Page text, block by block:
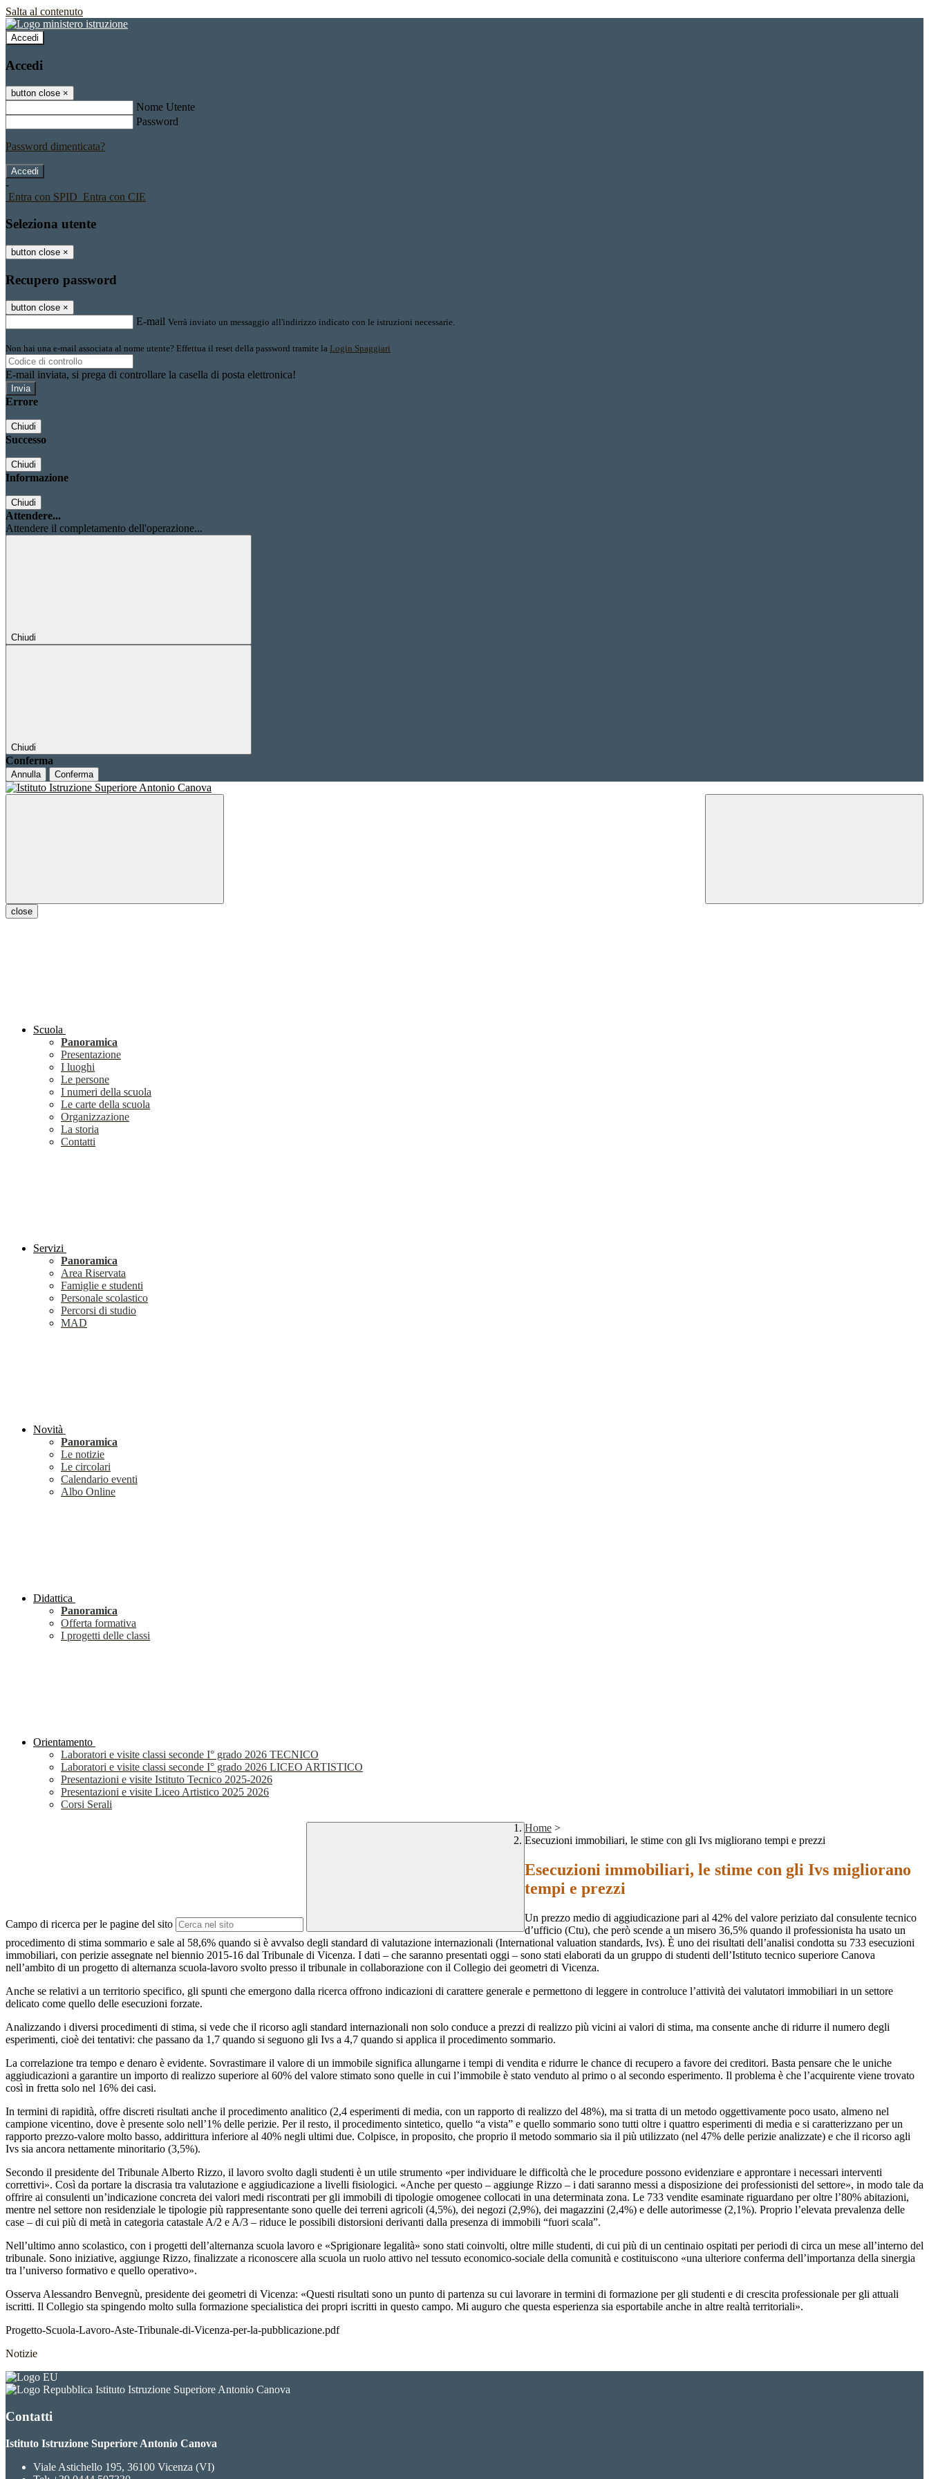
Salta al contenuto
Accedi
Accedi
button close ×
Nome Utente
Password
Password dimenticata?
-
Entra con SPID Entra con CIE
Seleziona utente
button close ×
Recupero password
button close ×
E-mail Verrà inviato un messaggio all'indirizzo indicato con le istruzioni necessarie.
Non hai una e-mail associata al nome utente? Effettua il reset della password tramite la Login Spaggiari
E-mail inviata, si prega di controllare la casella di posta elettronica!
Errore
Chiudi
Successo
Chiudi
Informazione
Chiudi
Attendere...
Attendere il completamento dell'operazione...
Chiudi
Chiudi
Conferma
Annulla Conferma
close
Scuola
Panoramica
Presentazione
I luoghi
Le persone
I numeri della scuola
Le carte della scuola
Organizzazione
La storia
Contatti
Servizi
Panoramica
Area Riservata
Famiglie e studenti
Personale scolastico
Percorsi di studio
MAD
Novità
Panoramica
Le notizie
Le circolari
Calendario eventi
Albo Online
Didattica
Panoramica
Offerta formativa
I progetti delle classi
Orientamento
Laboratori e visite classi seconde I° grado 2026 TECNICO
Laboratori e visite classi seconde I° grado 2026 LICEO ARTISTICO
Presentazioni e visite Istituto Tecnico 2025-2026
Presentazioni e visite Liceo Artistico 2025 2026
Corsi Serali
Campo di ricerca per le pagine del sito
Home >
Esecuzioni immobiliari, le stime con gli Ivs migliorano tempi e prezzi
Esecuzioni immobiliari, le stime con gli Ivs migliorano
tempi e prezzi
Un prezzo medio di aggiudicazione pari al 42% del valore periziato dal consulente tecnico
d’ufficio (Ctu), che però scende a un misero 36,5% quando il professionista ha usato un
procedimento di stima sommario e sale al 58,6% quando si è avvalso degli standard di valutazione internazionali (International valuation standards, Ivs). È uno dei risultati dell’analisi condotta su 733 esecuzioni
immobiliari, con perizie assegnate nel biennio 2015-16 dal Tribunale di Vicenza. I dati – che saranno presentati oggi – sono stati elaborati da un gruppo di studenti dell’Istituto tecnico superiore Canova
nell’ambito di un progetto di alternanza scuola-lavoro svolto presso il tribunale in collaborazione con il Collegio dei geometri di Vicenza.
Anche se relativi a un territorio specifico, gli spunti che emergono dalla ricerca offrono indicazioni di carattere generale e permettono di leggere in controluce l’attività dei valutatori immobiliari in un settore
delicato come quello delle esecuzioni forzate.
Analizzando i diversi procedimenti di stima, si vede che il ricorso agli standard internazionali non solo conduce a prezzi di realizzo più vicini ai valori di stima, ma consente anche di ridurre il numero degli
esperimenti, cioè dei tentativi: che passano da 1,7 quando si seguono gli Ivs a 4,7 quando si applica il procedimento sommario.
La correlazione tra tempo e denaro è evidente. Sovrastimare il valore di un immobile significa allungarne i tempi di vendita e ridurre le chance di recupero a favore dei creditori. Basta pensare che le uniche
aggiudicazioni a garantire un importo di realizzo superiore al 60% del valore stimato sono quelle in cui l’immobile è stato venduto al primo o al secondo esperimento. Il problema è che l’acquirente viene trovato
così in fretta solo nel 16% dei casi.
In termini di rapidità, offre discreti risultati anche il procedimento analitico (2,4 esperimenti di media, con un rapporto di realizzo del 48%), ma si tratta di un metodo oggettivamente poco usato, almeno nel
campione vicentino, dove è presente solo nell’1% delle perizie. Per il resto, il procedimento sintetico, quello “a vista” e quello sommario sono tutti oltre i quattro esperimenti di media e si caratterizzano per un
rapporto prezzo-valore molto basso, addirittura inferiore al 40% negli ultimi due. Colpisce, in proposito, che proprio il metodo sommario sia il più utilizzato (nel 47% delle perizie analizzate) e che il ricorso agli
Ivs sia ancora nettamente minoritario (3,5%).
Secondo il presidente del Tribunale Alberto Rizzo, il lavoro svolto dagli studenti è un utile strumento «per individuare le difficoltà che le procedure possono evidenziare e approntare i necessari interventi
correttivi». Così da portare la discrasia tra valutazione e aggiudicazione a livelli fisiologici. «Anche per questo – aggiunge Rizzo – i dati saranno messi a disposizione dei professionisti del settore», in modo tale da
offrire ai consulenti un’indicazione concreta dei valori medi riscontrati per gli immobili di tipologie omogenee collocati in una determinata zona. Le 733 vendite esaminate riguardano per oltre l’80% abitazioni,
mentre nel settore non residenziale le tipologie più rappresentante sono quelle dei terreni agricoli (4,5%), dei negozi (2,9%), dei magazzini (2,4%) e delle autorimesse (2,1%). Proprio l’elevata prevalenza delle
case – di cui più di metà in categoria catastale A/2 e A/3 – riduce le possibili distorsioni derivanti dalla presenza di immobili “fuori scala”.
Nell’ultimo anno scolastico, con i progetti dell’alternanza scuola lavoro e «Sprigionare legalità» sono stati coinvolti, oltre mille studenti, di cui più di un centinaio ospitati per periodi di circa un mese all’interno del
tribunale. Sono iniziative, aggiunge Rizzo, finalizzate a riconoscere alla scuola un ruolo attivo nel tessuto economico-sociale della comunità e costituiscono «una ulteriore conferma dell’importanza della sinergia
tra l’universo formativo e quello operativo».
Osserva Alessandro Benvegnù, presidente dei geometri di Vicenza: «Questi risultati sono un punto di partenza su cui lavorare in termini di formazione per gli studenti e di crescita professionale per gli attuali
iscritti. Il Collegio sta spingendo molto sulla formazione specialistica dei propri iscritti in questo campo. Mi auguro che questa esperienza sia esportabile anche in altre realtà territoriali».
Progetto-Scuola-Lavoro-Aste-Tribunale-di-Vicenza-per-la-pubblicazione.pdf
Notizie
Istituto Istruzione Superiore Antonio Canova
Contatti
Istituto Istruzione Superiore Antonio Canova
Viale Astichello 195, 36100 Vicenza (VI)